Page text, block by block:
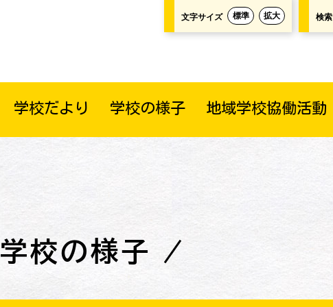
文字サイズ 標準 拡大 検索
学校だより 学校の様子 地域学校協働活動
学校の様子